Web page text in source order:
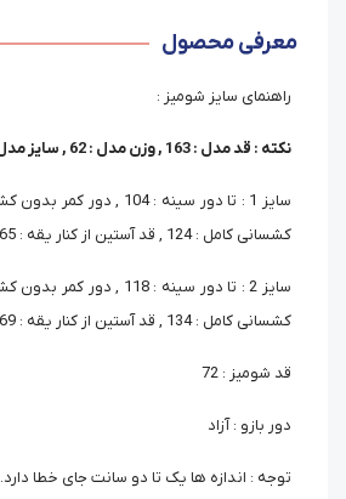
معرفی محصول
راهنمای سایز شومیز :
نکته : قد مدل : 163 , وزن مدل : 62 , سایز مدل 40-42 میباشد.
کشسانی کامل : 124 , قد آستین از کنار یقه : 65
کشسانی کامل : 134 , قد آستین از کنار یقه : 69
قد شومیز : 72
دور بازو : آزاد
توجه : اندازه ها یک تا دو سانت جای خطا دارد.